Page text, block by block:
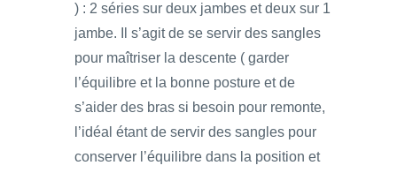
) : 2 séries sur deux jambes et deux sur 1
jambe. Il s’agit de se servir des sangles
pour maîtriser la descente ( garder
l’équilibre et la bonne posture et de
s’aider des bras si besoin pour remonte,
l’idéal étant de servir des sangles pour
conserver l’équilibre dans la position et